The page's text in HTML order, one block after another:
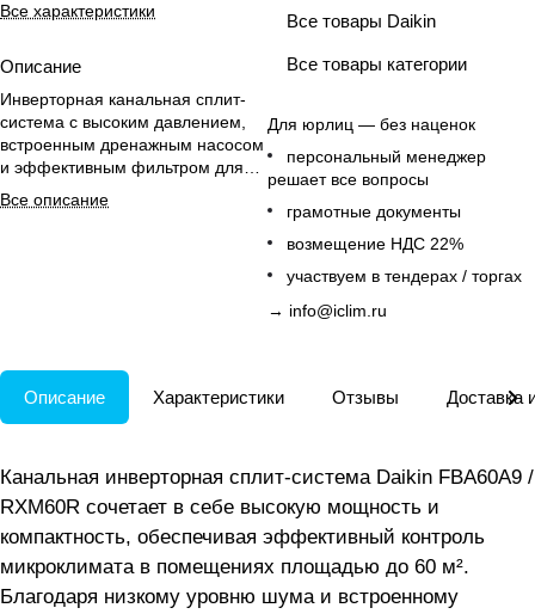
Все характеристики
Описание
Инверторная канальная сплит-
система с высоким давлением,
встроенным дренажным насосом
и эффективным фильтром для
комфортного климата дома.
Все описание
Все товары Daikin
Все товары категории
Для юрлиц — без наценок
персональный менеджер
решает все вопросы
грамотные документы
возмещение НДС 22%
участвуем в тендерах / торгах
→ info@iclim.ru
Описание Характеристики Отзывы Доставка
Канальная инверторная сплит-система Daikin FBA60A9 /
RXM60R сочетает в себе высокую мощность и
компактность, обеспечивая эффективный контроль
микроклимата в помещениях площадью до 60 м².
Благодаря низкому уровню шума и встроенному